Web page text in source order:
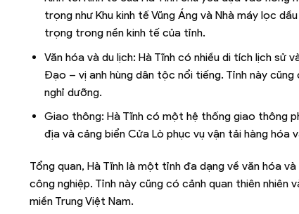
trọng như Khu kinh tế Vũng Áng và Nhà máy lọc
trọng trong nền kinh tế của tỉnh.
Văn hóa và du lịch: Hà Tĩnh có nhiều di tích lịch sử
Đạo – vị anh hùng dân tộc nổi tiếng. Tỉnh này
nghỉ dưỡng.
Giao thông: Hà Tĩnh có một hệ thống giao thông
địa và cảng biển Cửa Lò phục vụ vận tải hàng hóa
Tổng quan, Hà Tĩnh là một tỉnh đa dạng về văn hóa
công nghiệp. Tỉnh này cũng có cảnh quan thiên
miền Trung Việt Nam.